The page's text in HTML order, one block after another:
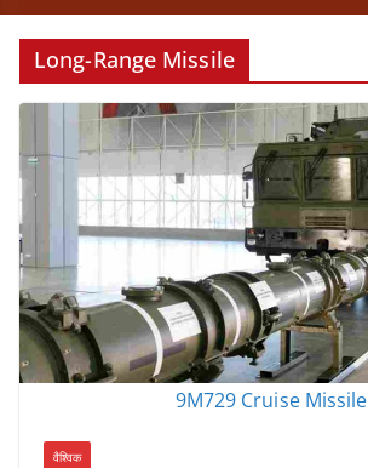
Long-Range Missile
9M729 Cruise Missile
वैश्विक